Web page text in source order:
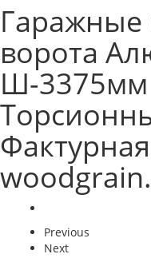
ворота
Ш-
woodgrain.
Previous
Next